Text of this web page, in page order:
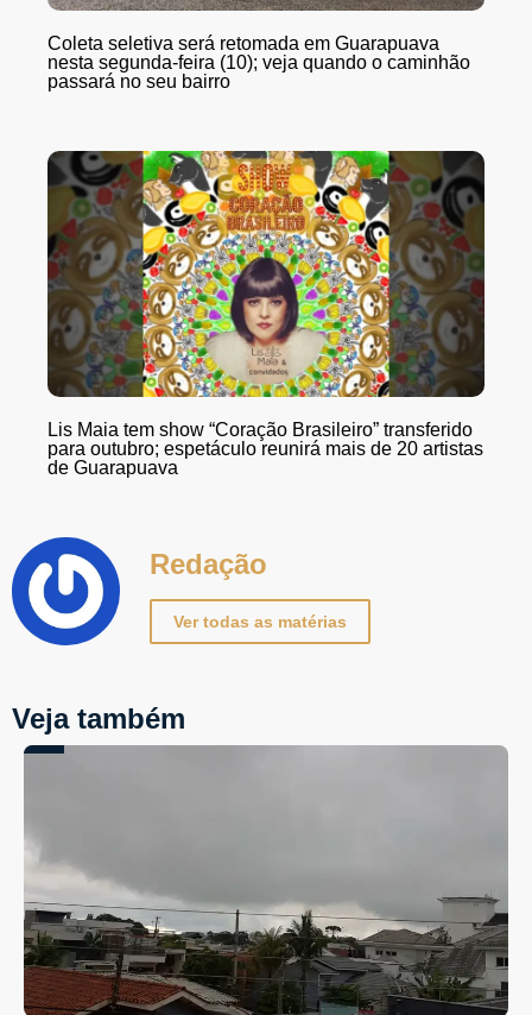
Coleta seletiva será retomada em Guarapuava
nesta segunda-feira (10); veja quando o caminhão
passará no seu bairro
Lis Maia tem show “Coração Brasileiro” transferido
para outubro; espetáculo reunirá mais de 20 artistas
de Guarapuava
Redação
Ver todas as matérias
Veja também